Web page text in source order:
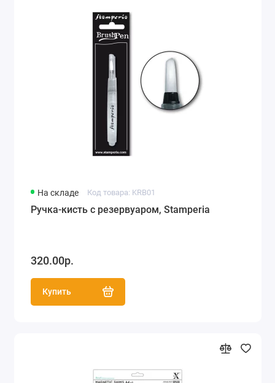
На складе Код товара: KRB01
Ручка-кисть с резервуаром, Stamperia
320.00р.
Купить